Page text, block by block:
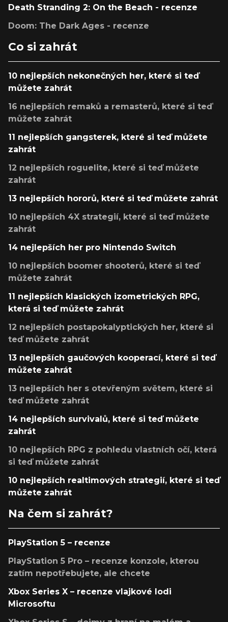
Death Stranding 2: On the Beach - recenze
Doom: The Dark Ages - recenze
Co si zahrát
10 nejlepších nekonečných her, které si teď
můžete zahrát
16 nejlepších remaků a remasterů, které si teď
můžete zahrát
11 nejlepších gangsterek, které si teď můžete
zahrát
12 nejlepších roguelite, které si teď můžete
zahrát
13 nejlepších hororů, které si teď můžete zahrát
10 nejlepších 4X strategií, které si teď můžete
zahrát
14 nejlepších her pro Nintendo Switch
10 nejlepších boomer shooterů, které si teď
můžete zahrát
11 nejlepších klasických izometrických RPG,
která si teď můžete zahrát
12 nejlepších postapokalyptických her, které si
teď můžete zahrát
13 nejlepších gaučových kooperací, které si teď
můžete zahrát
13 nejlepších her s otevřeným světem, které si
teď můžete zahrát
14 nejlepších survivalů, které si teď můžete
zahrát
10 nejlepších RPG z pohledu vlastních očí, která
si teď můžete zahrát
10 nejlepších realtimových strategií, které si teď
můžete zahrát
Na čem si zahrát?
PlayStation 5 – recenze
PlayStation 5 Pro – recenze konzole, kterou
zatím nepotřebujete, ale chcete
Xbox Series X – recenze vlajkové lodi
Microsoftu